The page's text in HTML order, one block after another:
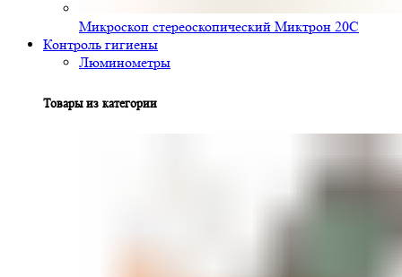
Микроскоп стереоскопический Миктрон 20С
Контроль гигиены
Люминометры
Товары из категории